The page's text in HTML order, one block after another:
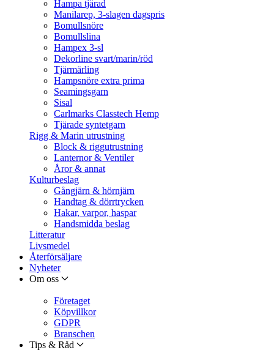
Hampa tjärad
Manilarep, 3-slagen dagspris
Bomullsnöre
Bomullslina
Hampex 3-sl
Dekorline svart/marin/röd
Tjärmärling
Hampsnöre extra prima
Seamingsgarn
Sisal
Carlmarks Classtech Hemp
Tjärade syntetgarn
Rigg & Marin utrustning
Block & riggutrustning
Lanternor & Ventiler
Åror & annat
Kulturbeslag
Gångjärn & hörnjärn
Handtag & dörrtrycken
Hakar, varpor, haspar
Handsmidda beslag
Litteratur
Livsmedel
Återförsäljare
Nyheter
Om oss
Företaget
Köpvillkor
GDPR
Branschen
Tips & Råd